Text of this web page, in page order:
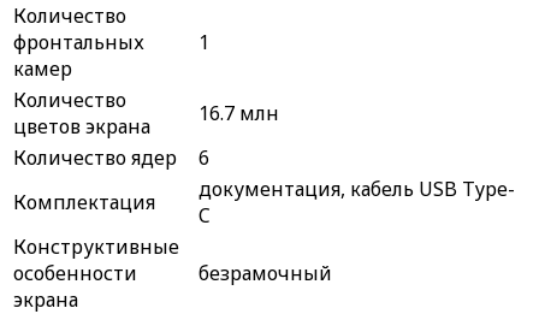
Количество
фронтальных
камер
1
Количество
цветов экрана
16.7 млн
Количество ядер
6
Комплектация
документация, кабель USB Type-
C
Конструктивные
особенности
экрана
безрамочный